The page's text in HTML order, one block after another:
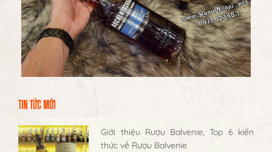
TIN TỨC MỚI
Giới thiệu Rượu Balvenie, Top 6 kiến
thức về Rượu Balvenie